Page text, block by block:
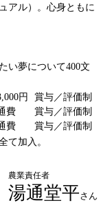
アル）。心身ともに
い夢について400文
円
費
費
賞与／評価制
賞与／評価制
賞与／評価制
て加入。
農業責任者
湯通堂平さん